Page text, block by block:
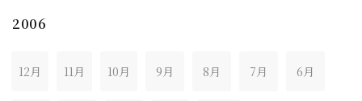
2006
12月 11月 10月 9月 8月 7月 6月